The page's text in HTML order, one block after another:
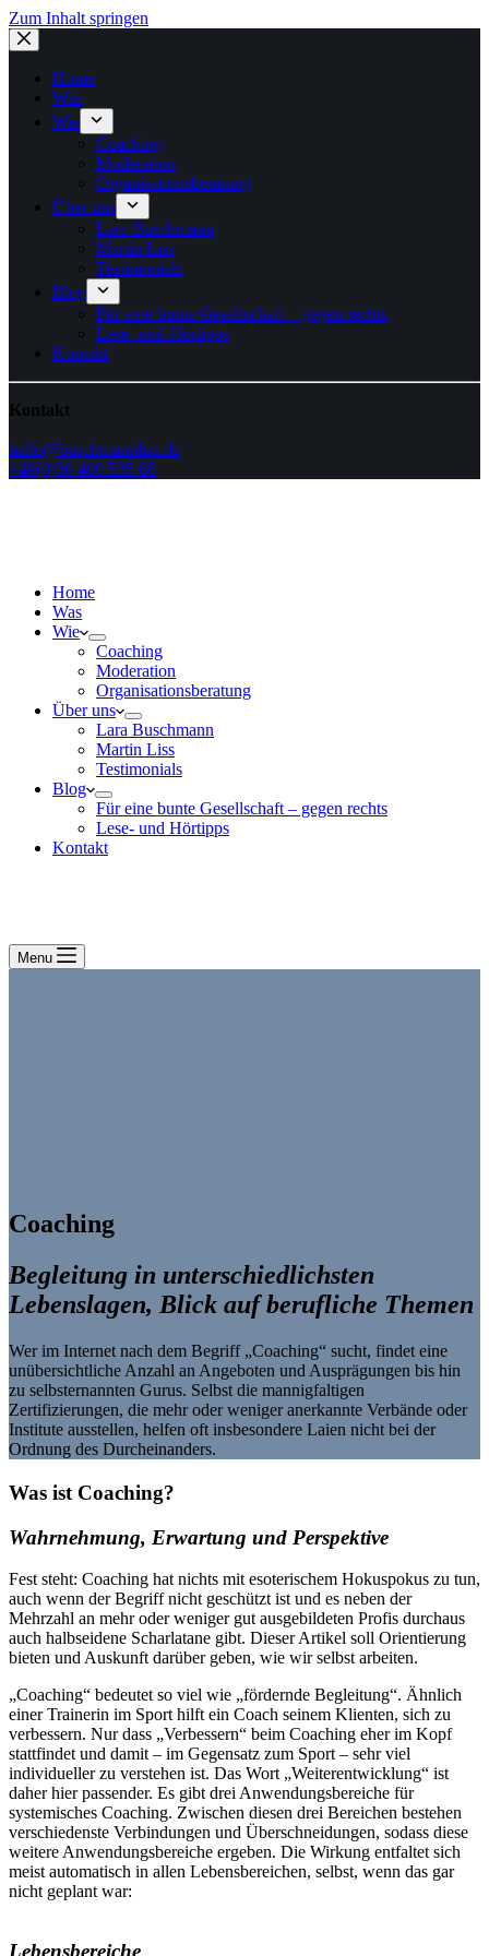
Zum Inhalt springen
Home
Was
Wie
Coaching
Moderation
Organisationsberatung
Über uns
Lara Buschmann
Martin Liss
Testimonials
Blog
Für eine bunte Gesellschaft – gegen rechts
Lese- und Hörtipps
Kontakt
Kontakt
hallo@buschmannliss.de
+49(0)30 400 535 88
Home
Was
Wie
Coaching
Moderation
Organisationsberatung
Über uns
Lara Buschmann
Martin Liss
Testimonials
Blog
Für eine bunte Gesellschaft – gegen rechts
Lese- und Hörtipps
Kontakt
Menu
Coaching
Begleitung in unterschiedlichsten
Lebenslagen, Blick auf berufliche Themen
Wer im Internet nach dem Begriff „Coaching“ sucht, findet eine
unübersichtliche Anzahl an Angeboten und Ausprägungen bis hin
zu selbsternannten Gurus. Selbst die mannigfaltigen
Zertifizierungen, die mehr oder weniger anerkannte Verbände oder
Institute ausstellen, helfen oft insbesondere Laien nicht bei der
Ordnung des Durcheinanders.
Was ist Coaching?
Wahrnehmung, Erwartung und Perspektive
Fest steht: Coaching hat nichts mit esoterischem Hokuspokus zu tun,
auch wenn der Begriff nicht geschützt ist und es neben der
Mehrzahl an mehr oder weniger gut ausgebildeten Profis durchaus
auch halbseidene Scharlatane gibt. Dieser Artikel soll Orientierung
bieten und Auskunft darüber geben, wie wir selbst arbeiten.
„Coaching“ bedeutet so viel wie „fördernde Begleitung“. Ähnlich
einer Trainerin im Sport hilft ein Coach seinem Klienten, sich zu
verbessern. Nur dass „Verbessern“ beim Coaching eher im Kopf
stattfindet und damit – im Gegensatz zum Sport – sehr viel
individueller zu verstehen ist. Das Wort „Weiterentwicklung“ ist
daher hier passender. Es gibt drei Anwendungsbereiche für
systemisches Coaching. Zwischen diesen drei Bereichen bestehen
verschiedenste Verbindungen und Überschneidungen, sodass diese
weitere Anwendungsbereiche ergeben. Die Wirkung entfaltet sich
meist automatisch in allen Lebensbereichen, selbst, wenn das gar
nicht geplant war:
Lebensbereiche